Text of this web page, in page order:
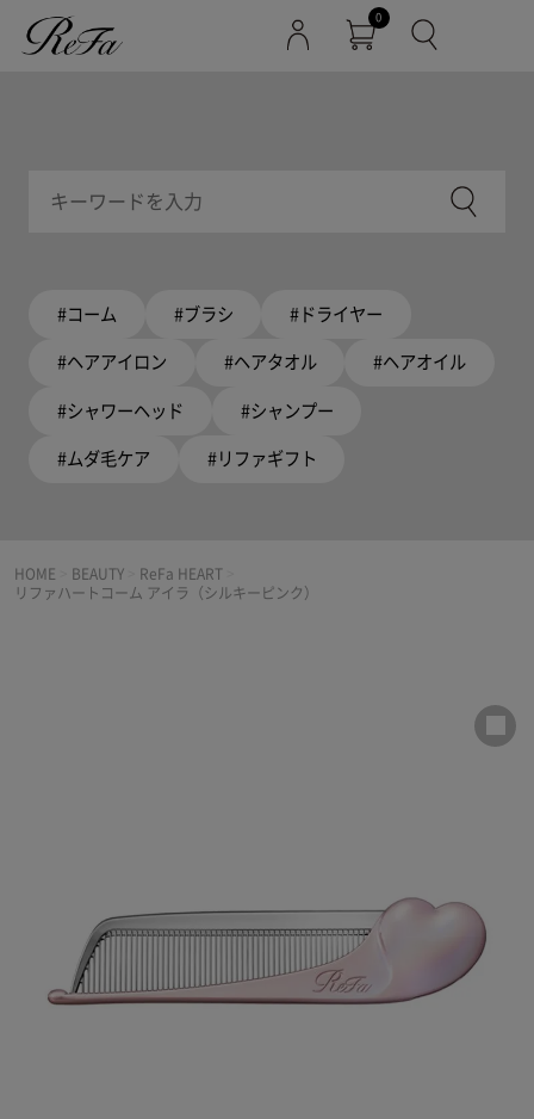
0
#コーム #ブラシ #ドライヤー
#ヘアアイロン #ヘアタオル #ヘアオイル
#シャワーヘッド #シャンプー
#ムダ毛ケア #リファギフト
HOME BEAUTY ReFa HEART
リファハートコーム アイラ（シルキーピンク）